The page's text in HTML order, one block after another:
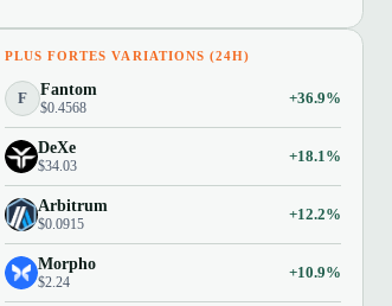
PLUS FORTES VARIATIONS (24H)
F Fantom
$0.4568
+36.9%
DeXe
$34.03
+18.1%
Arbitrum
$0.0915
+12.2%
Morpho
$2.24
+10.9%